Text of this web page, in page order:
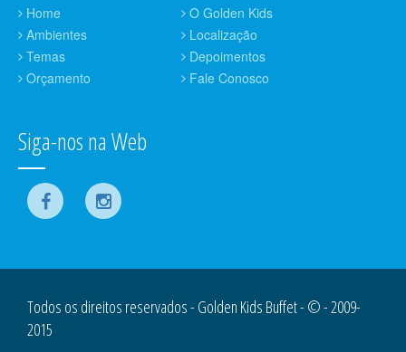
Home
O Golden Kids
Ambientes
Localização
Temas
Depoimentos
Orçamento
Fale Conosco
Siga-nos na Web
Todos os direitos reservados - Golden Kids Buffet - © - 2009-
2015